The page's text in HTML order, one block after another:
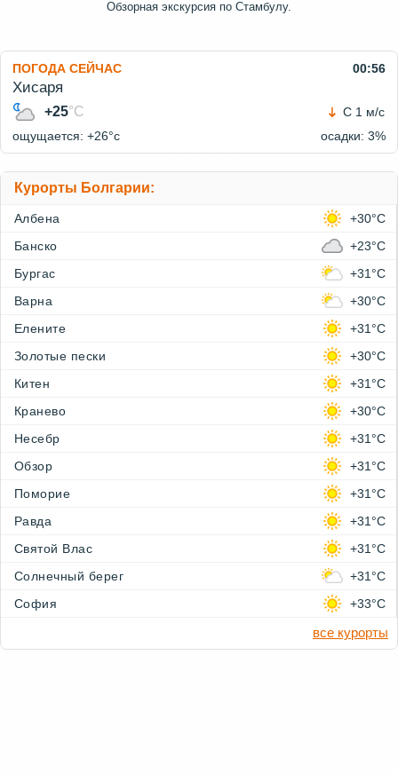
Обзoрная экскурсия по Стамбулу.
ПОГОДА СЕЙЧАС 00:56
Хисаря
+25°C
С 1 м/с
ощущается: +26°c
осадки: 3%
Курорты Болгарии:
Албена
+30°C
Банско
+23°C
Бургас
+31°C
Варна
+30°C
Елените
+31°C
Золотые пески
+30°C
Китен
+31°C
Кранево
+30°C
Несебр
+31°C
Обзор
+31°C
Поморие
+31°C
Равда
+31°C
Святой Влас
+31°C
Солнечный берег
+31°C
София
+33°C
все курорты